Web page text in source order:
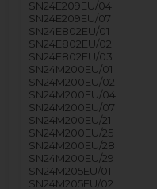
SN24E209EU/04
SN24E209EU/07
SN24E802EU/01
SN24E802EU/02
SN24E802EU/03
SN24M200EU/01
SN24M200EU/02
SN24M200EU/04
SN24M200EU/07
SN24M200EU/21
SN24M200EU/25
SN24M200EU/28
SN24M200EU/29
SN24M205EU/01
SN24M205EU/02